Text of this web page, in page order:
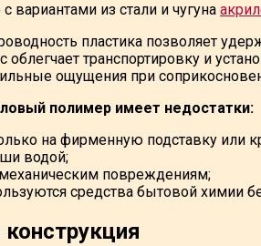
вариантами из стали и чугуна
пластика позволяет
транспортировку и
ощущения при
полимер имеет недостатки:
на фирменную подставку или
водой;
повреждениям;
средства бытовой химии